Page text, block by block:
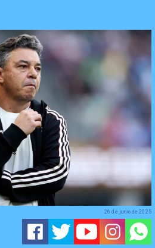
26 de junio de 2025